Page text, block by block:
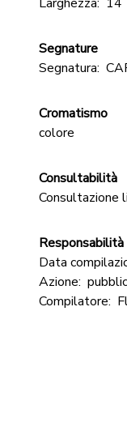
Segnature
Segnatura:
Cromatismo
colore
Consultabilità
Consultazione
Responsabilità
Data
Azione:
Compilatore: